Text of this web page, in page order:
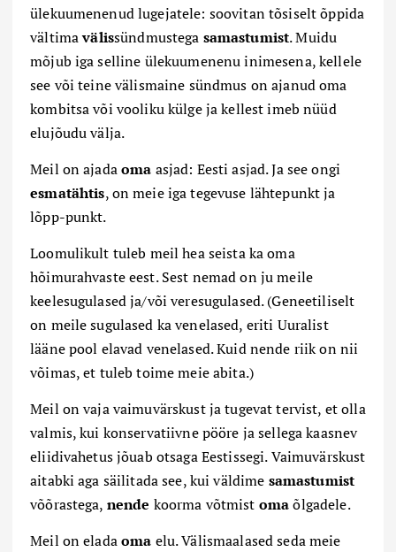
ülekuumenenud lugejatele: soovitan tõsiselt õppida
vältimavälissündmustega samastumist. Muidu
mõjub iga selline ülekuumenenu inimesena, kellele
see või teine välismaine sündmus on ajanud oma
kombitsa või vooliku külge ja kellest imeb nüüd
elujõudu välja.
Meil on ajadaoma asjad: Eesti asjad. Ja see ongi
esmatähtis, on meie iga tegevuse lähtepunkt ja
lõpp-punkt.
Loomulikult tuleb meil hea seista ka oma
hõimurahvaste eest. Sest nemad on ju meile
keelesugulased ja/või veresugulased. (Geneetiliselt
on meile sugulased ka venelased, eriti Uuralist
lääne pool elavad venelased. Kuid nende riik on nii
võimas, et tuleb toime meie abita.)
Meil on vaja vaimuvärskust ja tugevat tervist, et olla
valmis, kui konservatiivne pööre ja sellega kaasnev
eliidivahetus jõuab otsaga Eestissegi. Vaimuvärskust
aitabki aga säilitada see, kui väldime samastumist
võõrastega, nende koorma võtmist omaõlgadele.
Meil on eladaoma elu. Välismaalased seda meie